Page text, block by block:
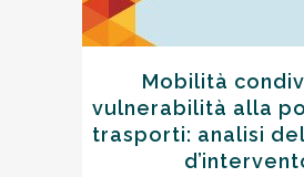
Mobilità
vulnerabilità alla
trasporti: analisi